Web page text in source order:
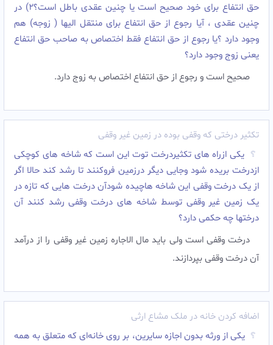
حق انتفاع برای خود صحیح است یا چنین عقدی باطل است؟۲) در
چنین عقدی ، آیا رجوع از حق انتفاع برای منتقل الیها ( زوجه) هم
وجود دارد ؟یا رجوع از حق انتفاع فقط اختصاص به صاحب حق انتفاع
یعنی زوج وجود دارد؟
صحیح است و رجوع از حق انتفاع اختصاص به زوج دارد.
تکثیر درختی که وقفی بوده در زمین غیر وقفی
یکی ازراه های تکثیردرخت توت این است که شاخه های کوچکی
ازدرخت بریده شود وجایی دیگر درزمین فروکنند تا رشد کند حالا اگر
از یک درخت وقفی این شاخه هاچیده شودآن درخت هایی که تازه در
یک زمین غیر وقفی توسط شاخه های درخت وقفی رشد کنند آن
درختها چه حکمی دارد؟
درخت وقفی است ولی باید مال الاجاره زمین غیر وقفی را از درآمد
آن درخت وقفی بپردازند. ‌
اضافه کردن خانه در ملک مشاع ارثی
یکی از ورثه بدون اجازه سایرین، بر روی خانه‌ای که متعلق به همه